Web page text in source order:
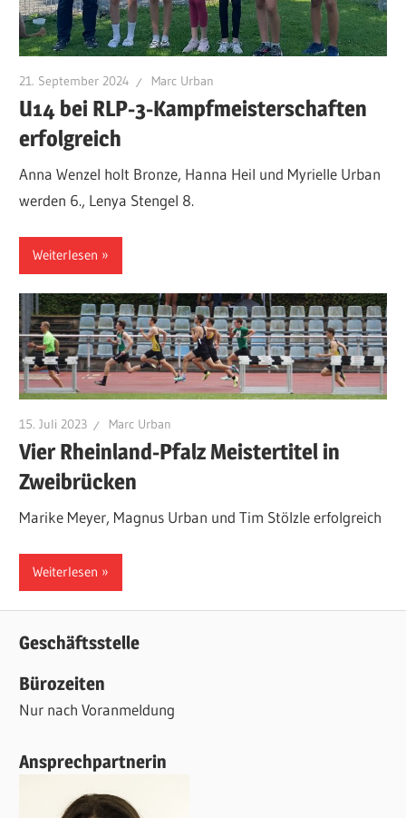
21. September 2024 Marc Urban
U14 bei RLP-3-Kampfmeisterschaften
erfolgreich
Anna Wenzel holt Bronze, Hanna Heil und Myrielle Urban
werden 6., Lenya Stengel 8.
Weiterlesen
15. Juli 2023 Marc Urban
Vier Rheinland-Pfalz Meistertitel in
Zweibrücken
Marike Meyer, Magnus Urban und Tim Stölzle erfolgreich
Weiterlesen
Geschäftsstelle
Bürozeiten
Nur nach Voranmeldung
Ansprechpartnerin